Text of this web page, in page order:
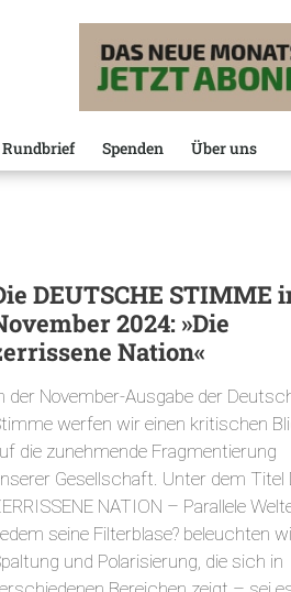
Rundbrief Spenden Über uns
DEUTSCHE STIMME
2024: »Die
Nation«
der November-Ausgabe der
werfen wir einen kritischen
die zunehmende Fragmentierung
Gesellschaft. Unter dem Titel
NATION – Parallele
seine Filterblase? beleuchten
und Polarisierung, die sich in